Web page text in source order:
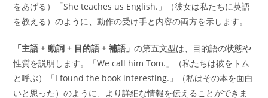
をあげる）「She teaches us English.」（彼女は私たちに英語
を教える）のように、動作の受け手と内容の両方を示します。
「主語 + 動詞 + 目的語 + 補語」の第五文型は、目的語の状態や
性質を説明します。「We call him Tom.」（私たちは彼をトム
と呼ぶ）「I found the book interesting.」（私はその本を面白
いと思った）のように、より詳細な情報を伝えることができま